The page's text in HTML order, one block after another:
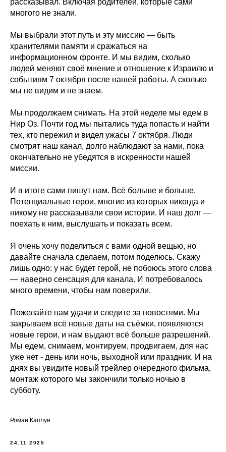
рассказывал. Включая родителей, которые сами
многого не знали.
Мы выбрали этот путь и эту миссию — быть
хранителями памяти и сражаться на
информационном фронте. И мы видим, сколько
людей меняют своё мнение и отношение к Израилю и
событиям 7 октября после нашей работы. А сколько
мы не видим и не знаем.
Мы продолжаем снимать. На этой неделе мы едем в
Нир Оз. Почти год мы пытались туда попасть и найти
тех, кто пережил и видел ужасы 7 октября. Люди
смотрят наш канал, долго наблюдают за нами, пока
окончательно не убедятся в искренности нашей
миссии.
И в итоге сами пишут нам. Всё больше и больше.
Потенциальные герои, многие из которых никогда и
никому не рассказывали свои истории. И наш долг —
поехать к ним, выслушать и показать всем.
Я очень хочу поделиться с вами одной вещью, но
давайте сначала сделаем, потом поделюсь. Скажу
лишь одно: у нас будет герой, не побоюсь этого слова
— наверно сенсация для канала. И потребовалось
много времени, чтобы нам поверили.
Пожелайте нам удачи и следите за новостями. Мы
закрываем всё новые даты на съёмки, появляются
новые герои, и нам выдают всё больше разрешений.
Мы едем, снимаем, монтируем, продвигаем, для нас
уже нет - день или ночь, выходной или праздник. И на
днях вы увидите новый трейлер очередного фильма,
монтаж которого мы закончили только ночью в
субботу.
Роман Каплун
24.11.2025